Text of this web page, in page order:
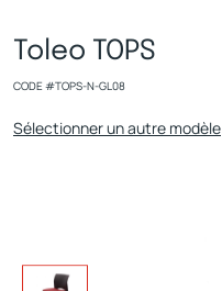
Toleo TOPS
CODE #TOPS-N-GL08
Sélectionner un autre modèle